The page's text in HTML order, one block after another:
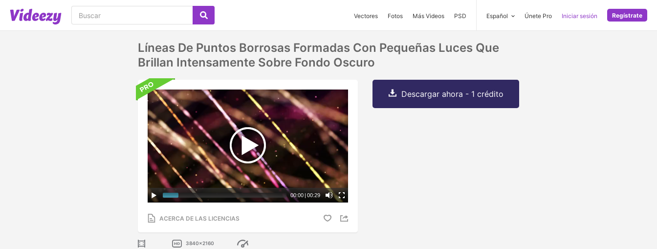
Vectores Fotos Más Videos PSD Español Únete Pro Iniciar sesión Regístrate
Líneas De Puntos Borrosas Formadas Con Pequeñas Luces Que
Brillan Intensamente Sobre Fondo Oscuro
00:00 | 00:29
ACERCA DE LAS LICENCIAS
3840x2160
Descargar ahora - 1 crédito